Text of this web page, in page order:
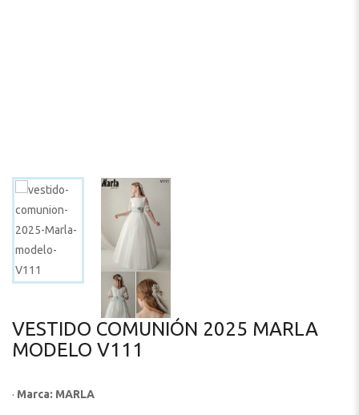
VESTIDO COMUNIÓN 2025 MARLA
MODELO V111
· Marca: MARLA